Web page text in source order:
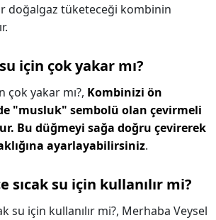
doğalgaz tüketeceği kombinin
için çok yakar mı?
çok yakar mı?, Kombinizi ön
"musluk" sembolü olan çevirmeli
Bu düğmeyi sağa doğru çevirerek
ayarlayabilirsiniz.
sıcak su için kullanılır mi?
su için kullanılır mi?, Merhaba Veysel